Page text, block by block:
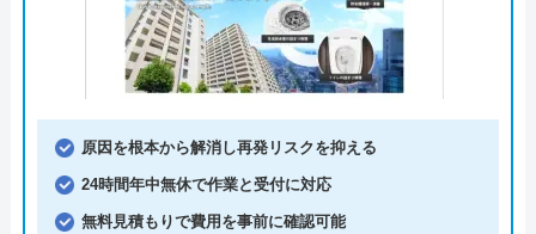
原因を根本から解消し再発リスクを抑える
24時間年中無休で作業と受付に対応
無料見積もりで費用を事前に確認可能